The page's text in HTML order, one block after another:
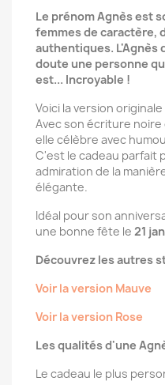
Le prénom Agnès est
femmes de caractère,
authentiques. L'Agnès
doute une personne
est... Incroyable !
Voici la version
Avec son écriture
elle célèbre avec
C'est le cadeau parfait
admiration de la
élégante.
Idéal pour son
une bonne fête le 21
Découvrez les autres
Voir la version Mauve
Voir la version Rose
Les qualités d'une
Le cadeau le plus